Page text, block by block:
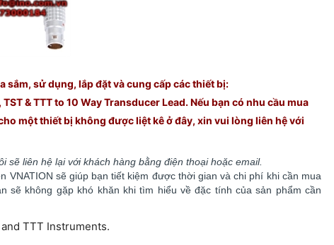
sắm, sử dụng, lắp đặt và cung cấp các thiết bị:
& TTT to 10 Way Transducer Lead. Nếu bạn có nhu cầu mua
một thiết bị không được liệt kê ở đây, xin vui lòng liên hệ với
sẽ liên hệ lại với khách hàng bằng điện thoại hoặc email.
VNATION sẽ giúp bạn tiết kiệm được thời gian và chi phí khi cần mua
sẽ không gặp khó khăn khi tìm hiểu về đặc tính của sản phẩm cần
TTT Instruments.